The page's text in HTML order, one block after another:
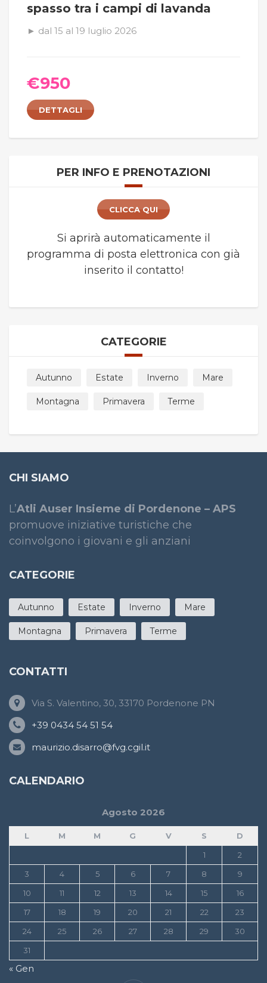
spasso tra i campi di lavanda
► dal 15 al 19 luglio 2026
€950
DETTAGLI
PER INFO E PRENOTAZIONI
CLICCA QUI
Si aprirà automaticamente il
programma di posta elettronica con già
inserito il contatto!
CATEGORIE
Autunno Estate Inverno Mare
Montagna Primavera Terme
CHI SIAMO
L’Atli Auser Insieme di Pordenone – APS
promuove iniziative turistiche che
coinvolgono i giovani e gli anziani
CATEGORIE
Autunno Estate Inverno Mare
Montagna Primavera Terme
CONTATTI
Via S. Valentino, 30, 33170 Pordenone PN
+39 0434 54 51 54
maurizio.disarro@fvg.cgil.it
CALENDARIO
Agosto 2026
L M M G V S
D
1
2
3
4 5 6 7 8
9
10
11 12 13 14 15
16
17
18 19 20 21 22
23
24
25 26 27 28 29
30
31
« Gen